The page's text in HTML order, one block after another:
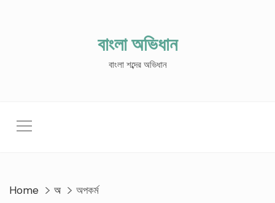
বাংলা অভিধান
বাংলা শব্দের অভিধান
Home অ অপকর্ম